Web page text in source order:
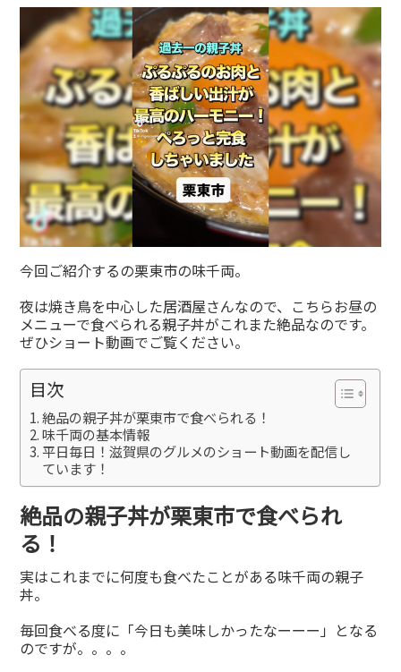
有
今回ご紹介するの栗東市の味千両。
夜は焼き鳥を中心した居酒屋さんなので、こちらお昼の
メニューで食べられる親子丼がこれまた絶品なのです。
ぜひショート動画でご覧ください。
目次
絶品の親子丼が栗東市で食べられる！
味千両の基本情報
平日毎日！滋賀県のグルメのショート動画を配信し
ています！
絶品の親子丼が栗東市で食べられ
る！
実はこれまでに何度も食べたことがある味千両の親子
丼。
毎回食べる度に「今日も美味しかったなーーー」となる
のですが。。。。